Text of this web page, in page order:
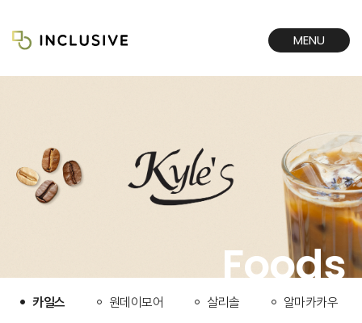
MENU
Foods
카일스 원데이모어 살리솔 알마카카우